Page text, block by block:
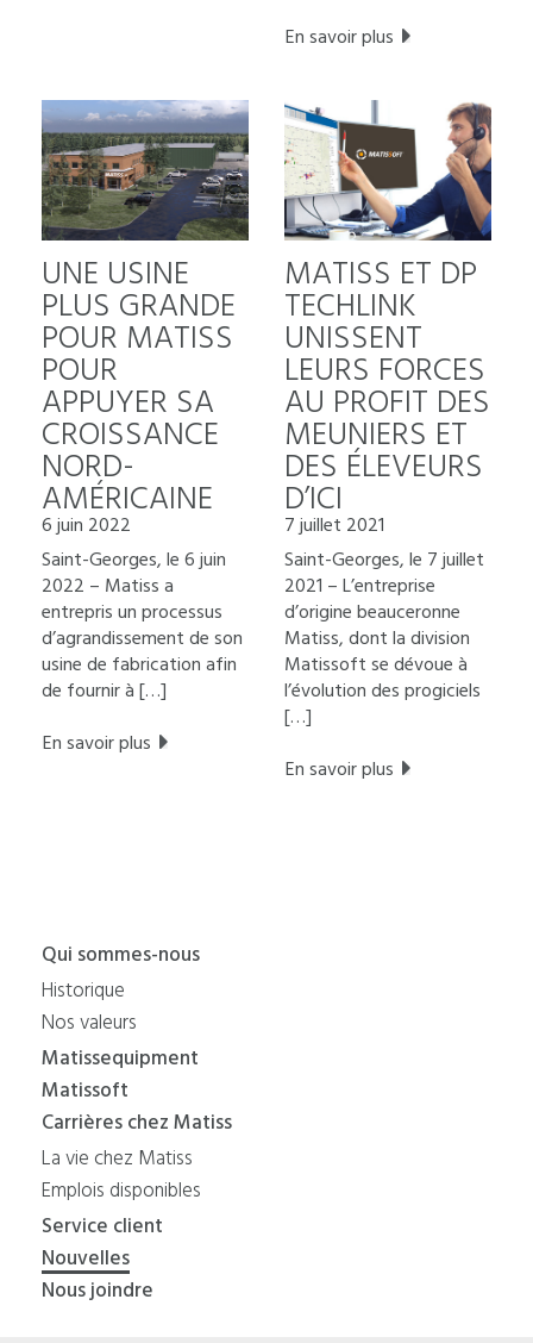
En savoir plus
UNE USINE
PLUS GRANDE
POUR MATISS
POUR
APPUYER SA
CROISSANCE
NORD-
AMÉRICAINE
6 juin 2022
Saint-Georges, le 6 juin
2022 – Matiss a
entrepris un processus
d’agrandissement de son
usine de fabrication afin
de fournir à […]
En savoir plus
MATISS ET DP
TECHLINK
UNISSENT
LEURS FORCES
AU PROFIT DES
MEUNIERS ET
DES ÉLEVEURS
D’ICI
7 juillet 2021
Saint-Georges, le 7 juillet
2021 – L’entreprise
d’origine beauceronne
Matiss, dont la division
Matissoft se dévoue à
l’évolution des progiciels
[…]
En savoir plus
Qui sommes-nous
Historique
Nos valeurs
Matissequipment
Matissoft
Carrières chez Matiss
La vie chez Matiss
Emplois disponibles
Service client
Nouvelles
Nous joindre